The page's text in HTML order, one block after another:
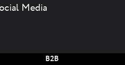
Media
B2B